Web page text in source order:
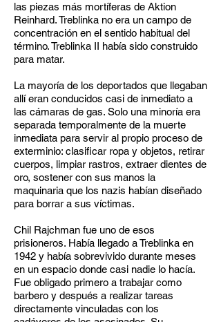
las piezas más mortíferas de Aktion
Reinhard. Treblinka no era un campo de
concentración en el sentido habitual del
término. Treblinka II había sido construido
para matar.
La mayoría de los deportados que llegaban
allí eran conducidos casi de inmediato a
las cámaras de gas. Solo una minoría era
separada temporalmente de la muerte
inmediata para servir al propio proceso de
exterminio: clasificar ropa y objetos, retirar
cuerpos, limpiar rastros, extraer dientes de
oro, sostener con sus manos la
maquinaria que los nazis habían diseñado
para borrar a sus víctimas.
Chil Rajchman fue uno de esos
prisioneros. Había llegado a Treblinka en
1942 y había sobrevivido durante meses
en un espacio donde casi nadie lo hacía.
Fue obligado primero a trabajar como
barbero y después a realizar tareas
directamente vinculadas con los